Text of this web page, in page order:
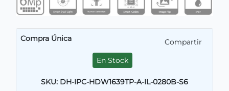
Compra Única
Compartir
En Stock
SKU: DH-IPC-HDW1639TP-A-IL-0280B-S6